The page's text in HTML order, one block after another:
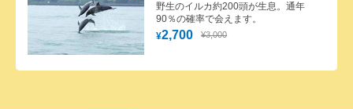
¥2,700 ¥3,000
野生のイルカ約200頭が生息。通年
90％の確率で会えます。